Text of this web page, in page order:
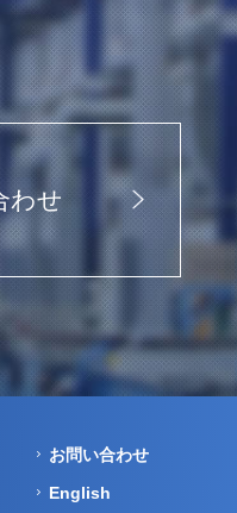
わせ
お問い合わせ
English